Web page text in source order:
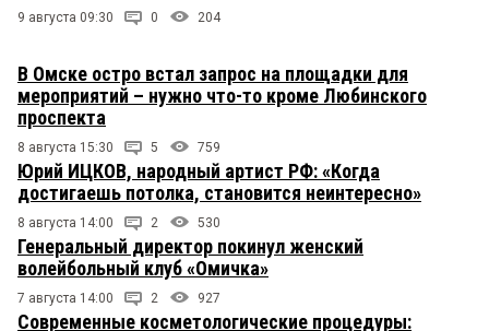
9 августа 09:30 0 204
В Омске остро встал запрос на площадки для
мероприятий – нужно что-то кроме Любинского
проспекта
8 августа 15:30 5 759
Юрий ИЦКОВ, народный артист РФ: «Когда
достигаешь потолка, становится неинтересно»
8 августа 14:00 2 530
Генеральный директор покинул женский
волейбольный клуб «Омичка»
7 августа 14:00 2 927
Современные косметологические процедуры: